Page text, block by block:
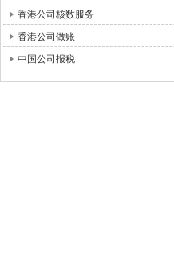
香港公司核数服务
香港公司做账
中国公司报税